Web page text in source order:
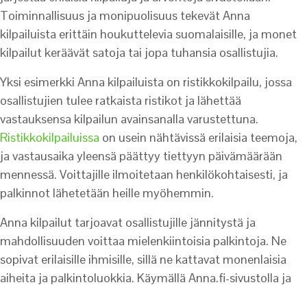
Toiminnallisuus ja monipuolisuus tekevät Anna
kilpailuista erittäin houkuttelevia suomalaisille, ja monet
kilpailut keräävät satoja tai jopa tuhansia osallistujia.
Yksi esimerkki Anna kilpailuista on ristikkokilpailu, jossa
osallistujien tulee ratkaista ristikot ja lähettää
vastauksensa kilpailun avainsanalla varustettuna.
Ristikkokilpailuissa on usein nähtävissä erilaisia teemoja,
ja vastausaika yleensä päättyy tiettyyn päivämäärään
mennessä. Voittajille ilmoitetaan henkilökohtaisesti, ja
palkinnot lähetetään heille myöhemmin.
Anna kilpailut tarjoavat osallistujille jännitystä ja
mahdollisuuden voittaa mielenkiintoisia palkintoja. Ne
sopivat erilaisille ihmisille, sillä ne kattavat monenlaisia
aiheita ja palkintoluokkia. Käymällä Anna.fi-sivustolla ja